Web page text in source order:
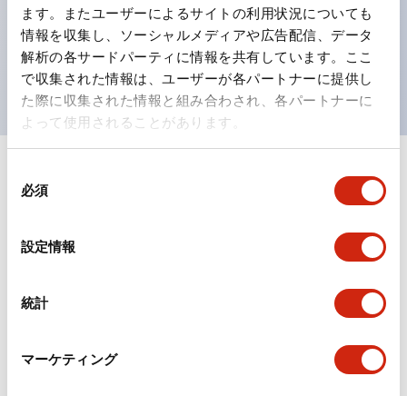
ます。またユーザーによるサイトの利用状況についても
情報を収集し、ソーシャルメディアや広告配信、データ
解析の各サードパーティに情報を共有しています。ここ
で収集された情報は、ユーザーが各パートナーに提供し
た際に収集された情報と組み合わされ、各パートナーに
よって使用されることがあります。
必須
設定情報
統計
マーケティング
ランプ色の識別（ B-190 参照）が対応。
ISO 3864-4安全色に対応。危険時や緊急事態時の色表
現がより明確・鮮明で、より多くの方が識別可能に。
仕様 すべて展開+
機能仕様